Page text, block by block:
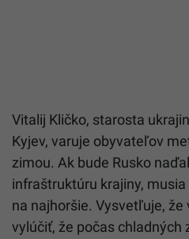
Vitalij Kličko, starosta
Kyjev, varuje obyvateľov
zimou. Ak bude Rusko
infraštruktúru krajiny,
na najhoršie. Vysvetľuje,
vylúčiť, že počas chladných